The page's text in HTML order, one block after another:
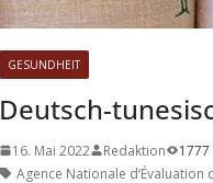
GESUNDHEIT
Deutsch-
16. Mai 2022 Redaktion
1777
Agence Nationale d‘Évaluation